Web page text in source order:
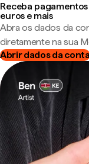
Receba
euros e mais
Abra os dados da
diretamente na sua
Abrir dados da